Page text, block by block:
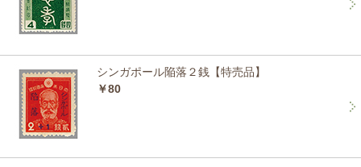
シンガポール陥落２銭【特売品】
￥80